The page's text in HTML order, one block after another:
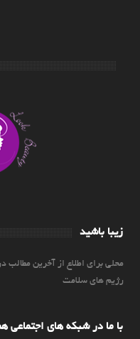
زیبا باشید
محلی برای اطلاع از آخرین
رژیم های سلامت
با ما در شبکه های اجتماعی